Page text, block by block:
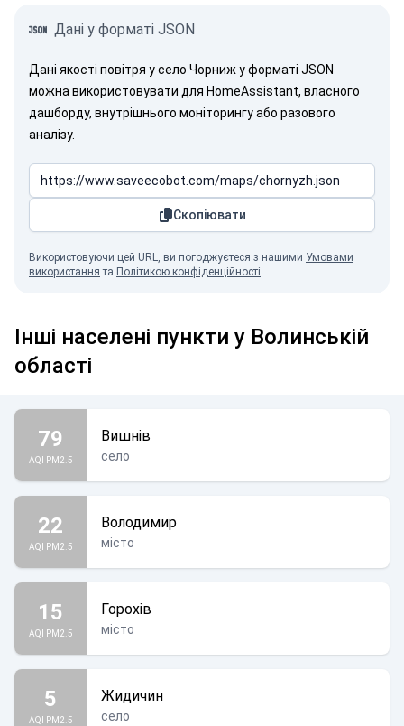
Дані у форматі JSON
Дані якості повітря у село Чорниж у форматі JSON
можна використовувати для HomeAssistant, власного
дашборду, внутрішнього моніторингу або разового
аналізу.
Скопіювати
Використовуючи цей URL, ви погоджуєтеся з нашими Умовами
використання та Політикою конфіденційності.
Інші населені пункти у Волинській
області
79
AQI PM2.5
Вишнів
село
22
AQI PM2.5
Володимир
місто
15
AQI PM2.5
Горохів
місто
5
AQI PM2.5
Жидичин
село